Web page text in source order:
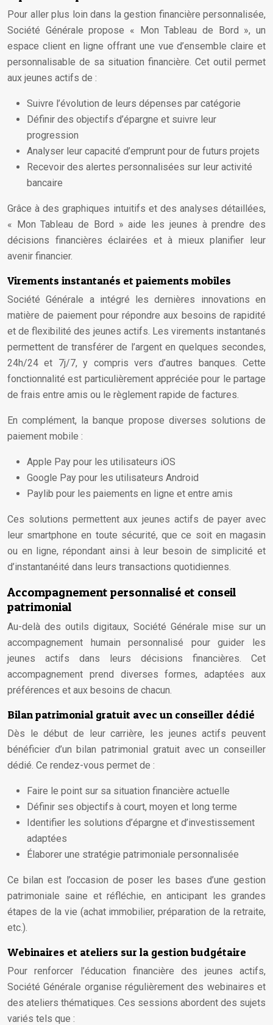
Pour aller plus loin dans la gestion financière personnalisée,
Société Générale propose « Mon Tableau de Bord », un
espace client en ligne offrant une vue d’ensemble claire et
personnalisable de sa situation financière. Cet outil permet
aux jeunes actifs de :
Suivre l’évolution de leurs dépenses par catégorie
Définir des objectifs d’épargne et suivre leur
progression
Analyser leur capacité d’emprunt pour de futurs projets
Recevoir des alertes personnalisées sur leur activité
bancaire
Grâce à des graphiques intuitifs et des analyses détaillées,
« Mon Tableau de Bord » aide les jeunes à prendre des
décisions financières éclairées et à mieux planifier leur
avenir financier.
Virements instantanés et paiements mobiles
Société Générale a intégré les dernières innovations en
matière de paiement pour répondre aux besoins de rapidité
et de flexibilité des jeunes actifs. Les virements instantanés
permettent de transférer de l’argent en quelques secondes,
24h/24 et 7j/7, y compris vers d’autres banques. Cette
fonctionnalité est particulièrement appréciée pour le partage
de frais entre amis ou le règlement rapide de factures.
En complément, la banque propose diverses solutions de
paiement mobile :
Apple Pay pour les utilisateurs iOS
Google Pay pour les utilisateurs Android
Paylib pour les paiements en ligne et entre amis
Ces solutions permettent aux jeunes actifs de payer avec
leur smartphone en toute sécurité, que ce soit en magasin
ou en ligne, répondant ainsi à leur besoin de simplicité et
d’instantanéité dans leurs transactions quotidiennes.
Accompagnement personnalisé et conseil
patrimonial
Au-delà des outils digitaux, Société Générale mise sur un
accompagnement humain personnalisé pour guider les
jeunes actifs dans leurs décisions financières. Cet
accompagnement prend diverses formes, adaptées aux
préférences et aux besoins de chacun.
Bilan patrimonial gratuit avec un conseiller dédié
Dès le début de leur carrière, les jeunes actifs peuvent
bénéficier d’un bilan patrimonial gratuit avec un conseiller
dédié. Ce rendez-vous permet de :
Faire le point sur sa situation financière actuelle
Définir ses objectifs à court, moyen et long terme
Identifier les solutions d’épargne et d’investissement
adaptées
Élaborer une stratégie patrimoniale personnalisée
Ce bilan est l’occasion de poser les bases d’une gestion
patrimoniale saine et réfléchie, en anticipant les grandes
étapes de la vie (achat immobilier, préparation de la retraite,
etc.).
Webinaires et ateliers sur la gestion budgétaire
Pour renforcer l’éducation financière des jeunes actifs,
Société Générale organise régulièrement des webinaires et
des ateliers thématiques. Ces sessions abordent des sujets
variés tels que :